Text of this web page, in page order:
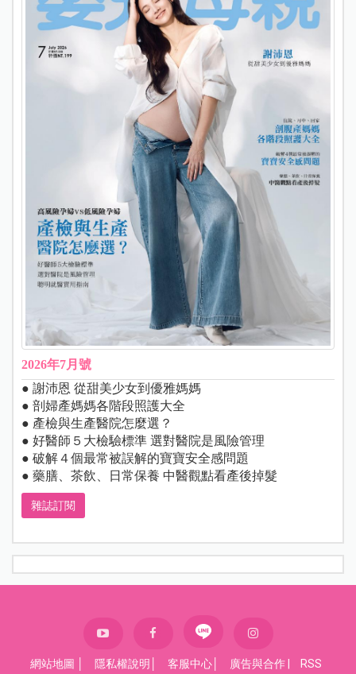
2026年7月號
● 謝沛恩 從甜美少女到優雅媽媽
● 剖婦產媽媽各階段照護大全
● 產檢與生產醫院怎麼選？
● 好醫師５大檢驗標準 選對醫院是風險管理
● 破解４個最常被誤解的寶寶安全感問題
● 藥膳、茶飲、日常保養 中醫觀點看產後掉髮
雜誌訂閱
網站地圖 隱私權說明 客服中心 廣告與合作 RSS